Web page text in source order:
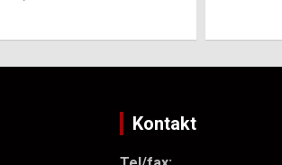
Kontakt